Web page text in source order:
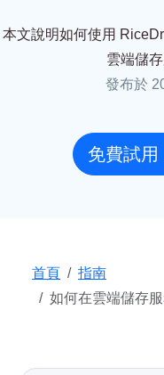
本文說明如何使用
雲端儲
發布於
免費試用
首頁
指南
如何在雲端儲存